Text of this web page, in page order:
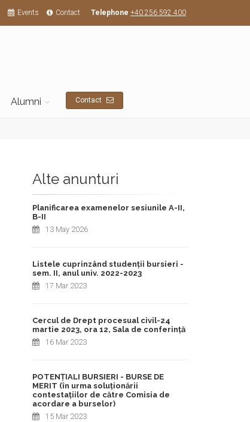
Events Contact Telephone +40 256 592 400
Alumni Contact
Alte anunturi
Planificarea examenelor sesiunile A-II,
B-II
13 May 2026
Listele cuprinzând studenții bursieri -
sem. II, anul univ. 2022-2023
17 Mar 2023
Cercul de Drept procesual civil-24
martie 2023, ora 12, Sala de conferință
16 Mar 2023
POTENȚIALI BURSIERI - BURSE DE
MERIT (în urma soluționării
contestațiilor de către Comisia de
acordare a burselor)
15 Mar 2023